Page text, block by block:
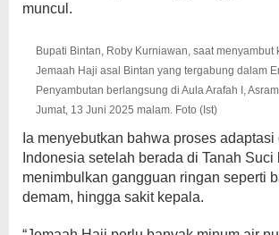
muncul.
Bupati Bintan, Roby Kurniawan, saat menyambut
Jemaah Haji asal Bintan yang tergabung dalam
Penyambutan berlangsung di Aula Arafah I,
Jumat, 13 Juni 2025 malam. Foto (Ist)
Ia menyebutkan bahwa proses
Indonesia setelah berada di Tanah Suci
menimbulkan gangguan ringan seperti
demam, hingga sakit kepala.